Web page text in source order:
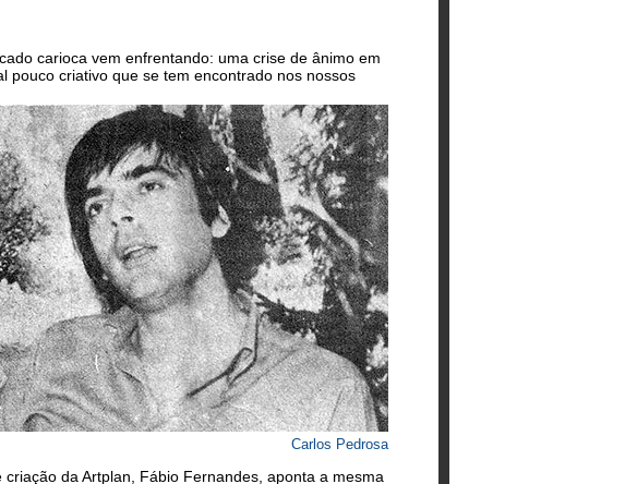
carioca vem enfrentando: uma crise de ânimo em
pouco criativo que se tem encontrado nos nossos
Carlos Pedrosa
da Artplan, Fábio Fernandes, aponta a mesma